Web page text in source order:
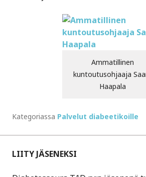
Ammatillinen
kuntoutusohjaaja
Haapala
Kategoriassa Palvelut diabeetikoille
LIITY JÄSENEKSI